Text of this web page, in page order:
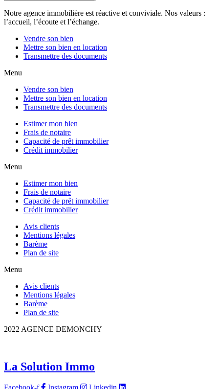
Notre agence immobilière est réactive et conviviale. Nos valeurs :
l’accueil, l’écoute et l’échange.
Vendre son bien
Mettre son bien en location
Transmettre des documents
Menu
Vendre son bien
Mettre son bien en location
Transmettre des documents
Estimer mon bien
Frais de notaire
Capacité de prêt immobilier
Crédit immobilier
Menu
Estimer mon bien
Frais de notaire
Capacité de prêt immobilier
Crédit immobilier
Avis clients
Mentions légales
Barème
Plan de site
Menu
Avis clients
Mentions légales
Barème
Plan de site
2022 AGENCE DEMONCHY
La Solution Immo
Facebook-f Instagram Linkedin